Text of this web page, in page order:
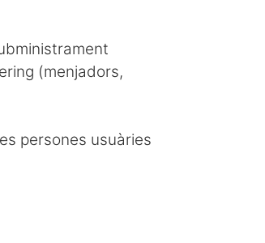
(menjadors,
persones usuàries